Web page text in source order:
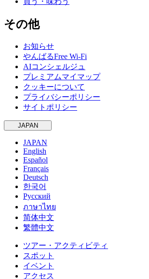
その他
お知らせ
やんばるFree Wi-Fi
AIコンシェルジュ
プレミアムマイマップ
クッキーについて
プライバシーポリシー
サイトポリシー
JAPAN
JAPAN
English
Español
Français
Deutsch
한국어
Русский
ภาษาไทย
简体中文
繁體中文
ツアー・アクティビティ
スポット
イベント
アクセス